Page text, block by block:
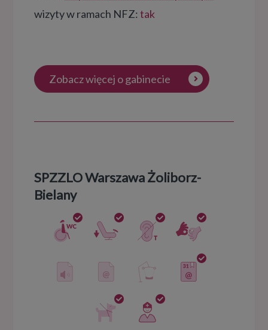
wizyty w ramach NFZ:tak
Zobacz więcej o gabinecie
SPZZLO Warszawa Żoliborz-
Bielany